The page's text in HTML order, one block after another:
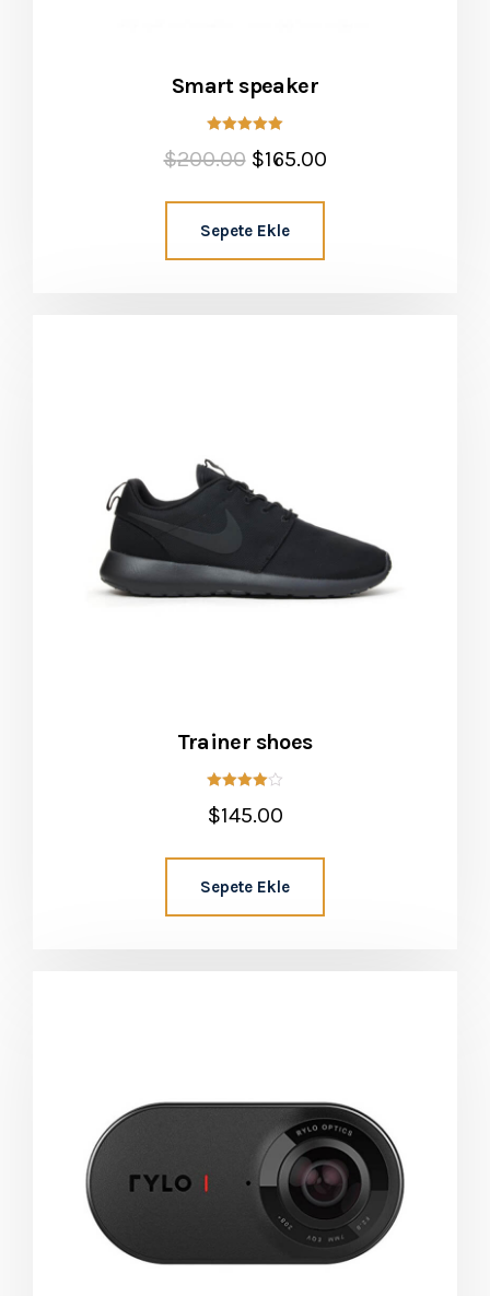
Smart speaker
5.00
oy aldı
$200.00 $165.00
Sepete Ekle
Trainer shoes
üzerinden
4.00
oy aldı
$145.00
Sepete Ekle